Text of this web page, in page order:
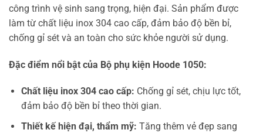
công trình vệ sinh sang trọng, hiện đại. Sản phẩm được
làm từ chất liệu inox 304 cao cấp, đảm bảo độ bền bỉ,
chống gỉ sét và an toàn cho sức khỏe người sử dụng.
Đặc điểm nổi bật của Bộ phụ kiện Hoode 1050:
Chất liệu inox 304 cao cấp: Chống gỉ sét, chịu lực tốt,
đảm bảo độ bền bỉ theo thời gian.
Thiết kế hiện đại, thẩm mỹ: Tăng thêm vẻ đẹp sang